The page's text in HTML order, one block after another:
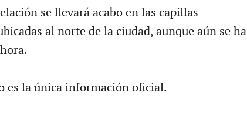
se llevará acabo en las capillas
al norte de la ciudad, aunque aún se ha
es la única información oficial.